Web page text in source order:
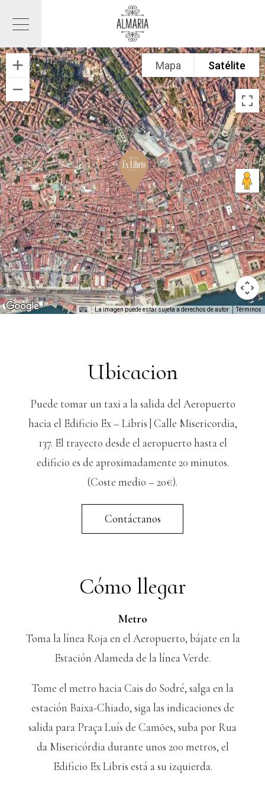
Mapa Satélite
La imagen puede estar sujeta a derechos de autor Términos
Ubicacion
Puede tomar un taxi a la salida del Aeropuerto
hacia el Edificio Ex – Libris | Calle Misericordia,
137. El trayecto desde el aeropuerto hasta el
edificio es de aproximadamente 20 minutos.
(Coste medio – 20€).
Contáctanos
Cómo llegar
Metro
Toma la línea Roja en el Aeropuerto, bájate en la
Estación Alameda de la línea Verde.
Tome el metro hacia Cais do Sodré, salga en la
estación Baixa-Chiado, siga las indicaciones de
salida para Praça Luís de Camões, suba por Rua
da Misericórdia durante unos 200 metros, el
Edificio Ex Libris está a su izquierda.